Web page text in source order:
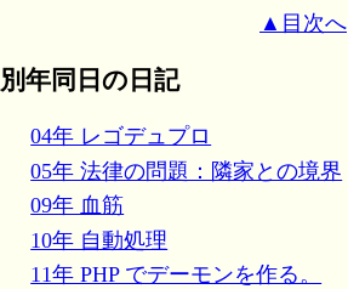
▲目次へ
別年同日の日記
04年 レゴデュプロ
05年 法律の問題：隣家との境界
09年 血筋
10年 自動処理
11年 PHP でデーモンを作る。